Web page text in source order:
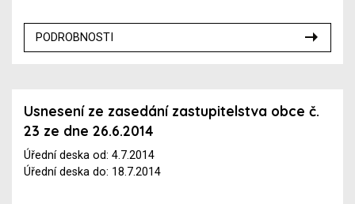
PODROBNOSTI
Usnesení ze zasedání zastupitelstva obce č.
23 ze dne 26.6.2014
Úřední deska od: 4.7.2014
Úřední deska do: 18.7.2014